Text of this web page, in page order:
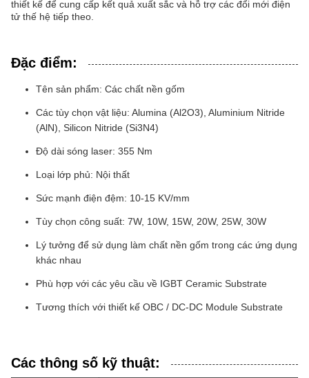
thiết kế để cung cấp kết quả xuất sắc và hỗ trợ các đổi mới điện
tử thế hệ tiếp theo.
Đặc điểm:
Tên sản phẩm: Các chất nền gốm
Các tùy chọn vật liệu: Alumina (Al2O3), Aluminium Nitride
(AlN), Silicon Nitride (Si3N4)
Độ dài sóng laser: 355 Nm
Loại lớp phủ: Nội thất
Sức mạnh điện đệm: 10-15 KV/mm
Tùy chọn công suất: 7W, 10W, 15W, 20W, 25W, 30W
Lý tưởng để sử dụng làm chất nền gốm trong các ứng dụng
khác nhau
Phù hợp với các yêu cầu về IGBT Ceramic Substrate
Tương thích với thiết kế OBC / DC-DC Module Substrate
Các thông số kỹ thuật: